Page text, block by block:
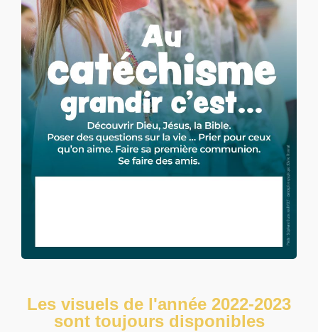
Les visuels de l'année 2022-2023
sont toujours disponibles